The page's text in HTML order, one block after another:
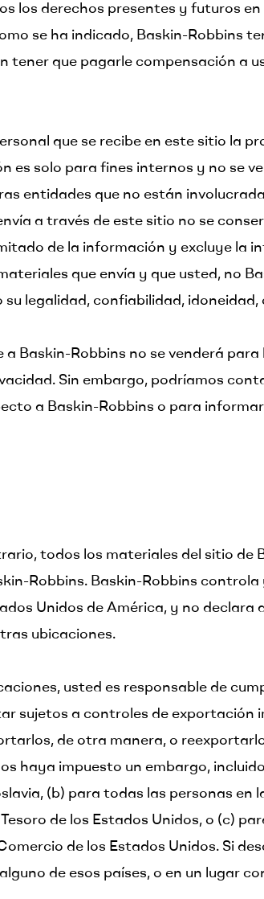
los derechos presentes y futuros
se ha indicado, Baskin-Robbins
tener que pagarle compensación a
que se recibe en este sitio la
es solo para fines internos y no se
entidades que no están
a través de este sitio no se
de la información y excluye la
que envía y que usted, no
legalidad, confiabilidad,
Baskin-Robbins no se venderá
Sin embargo, podríamos
a Baskin-Robbins o para
todos los materiales del sitio de
Robbins. Baskin-Robbins
Unidos de América, y no declara
ubicaciones.
usted es responsable de
sujetos a controles de exportación
de otra manera, o
haya impuesto un embargo,
(b) para todas las personas en
de los Estados Unidos, o (c)
de los Estados Unidos. Si
de esos países, o en un lugar